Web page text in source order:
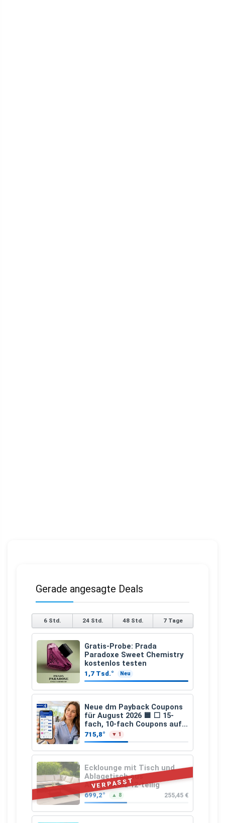
Gerade angesagte Deals
6 Std. 24 Std. 48 Std. 7 Tage
Gratis-Probe: Prada
Paradoxe Sweet Chemistry
kostenlos testen
1,7 Tsd.° Neu
Neue dm Payback Coupons
für August 2026 🟦 ⬜ 15-
fach, 10-fach Coupons auf
den gesamten Einkauf ab 2
€
715,8° ▼ 1
VERPASST
Ecklounge mit Tisch und
Ablagetisch aus
Akazienholz 12-teilig
699,2° ▲ 8 255,45 €